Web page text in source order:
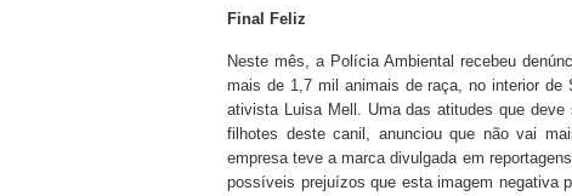
Final Feliz
Neste mês, a Polícia Ambiental recebeu
mais de 1,7 mil animais de raça, no interior
ativista Luisa Mell. Uma das atitudes que
filhotes deste canil, anunciou que não vai
empresa teve a marca divulgada em
possíveis prejuízos que esta imagem negativa